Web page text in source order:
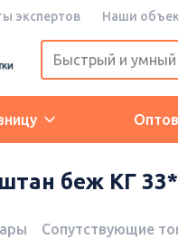
экспертов Наши
беж КГ
Сопутствующие